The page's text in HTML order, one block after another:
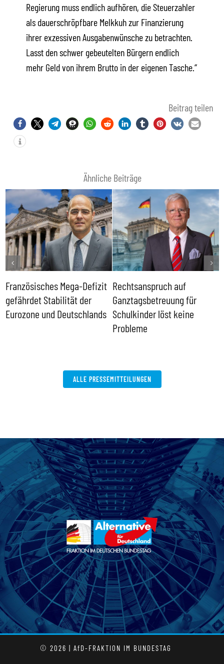
Regierung muss endlich aufhören, die Steuerzahler
als dauerschröpfbare Melkkuh zur Finanzierung
ihrer exzessiven Ausgabenwünsche zu betrachten.
Lasst den schwer gebeutelten Bürgern endlich
mehr Geld von ihrem Brutto in der eigenen Tasche.“
Beitrag teilen
Ähnliche Beiträge
Französisches Mega-Defizit
gefährdet Stabilität der
Eurozone und Deutschlands
Rechtsanspruch auf
Ganztagsbetreuung für
Schulkinder löst keine
Probleme
ALLE PRESSEMITTEILUNGEN
© 2026 | AfD-FRAKTION IM BUNDESTAG